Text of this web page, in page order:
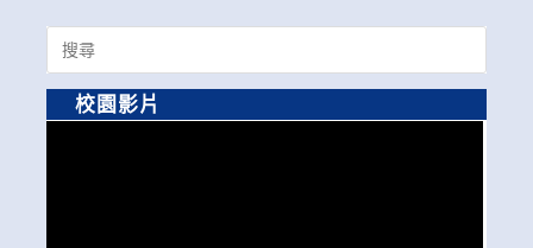
Search
for:
校園影片